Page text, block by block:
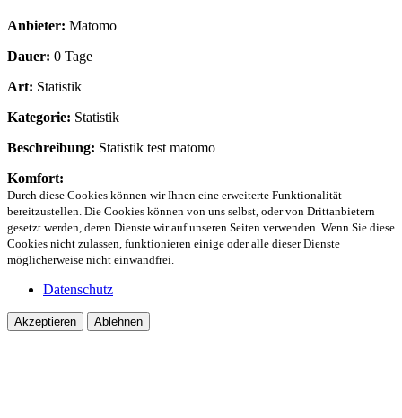
Anbieter: Matomo
Dauer: 0 Tage
Art: Statistik
Kategorie: Statistik
Beschreibung: Statistik test matomo
Komfort:
Durch diese Cookies können wir Ihnen eine erweiterte Funktionalität
bereitzustellen. Die Cookies können von uns selbst, oder von Drittanbietern
gesetzt werden, deren Dienste wir auf unseren Seiten verwenden. Wenn Sie diese
Cookies nicht zulassen, funktionieren einige oder alle dieser Dienste
möglicherweise nicht einwandfrei.
Datenschutz
Akzeptieren Ablehnen